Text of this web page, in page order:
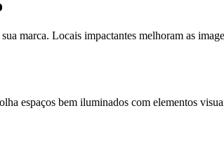
marca. Locais impactantes melhoram as
espaços bem iluminados com elementos